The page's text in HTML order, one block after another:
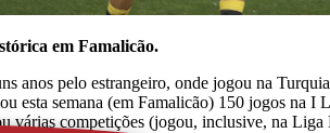
em Famalicão.
anos pelo estrangeiro, onde jogou na
esta semana (em Famalicão) 150 jogos na
várias competições (jogou, inclusive, na